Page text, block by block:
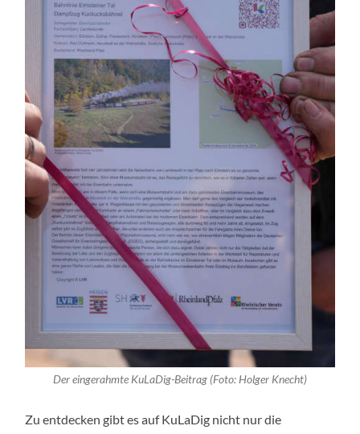
Der eingerahmte KuLaDig-Beitrag (Foto: Holger Knecht)
Zu entdecken gibt es auf KuLaDig nicht nur die